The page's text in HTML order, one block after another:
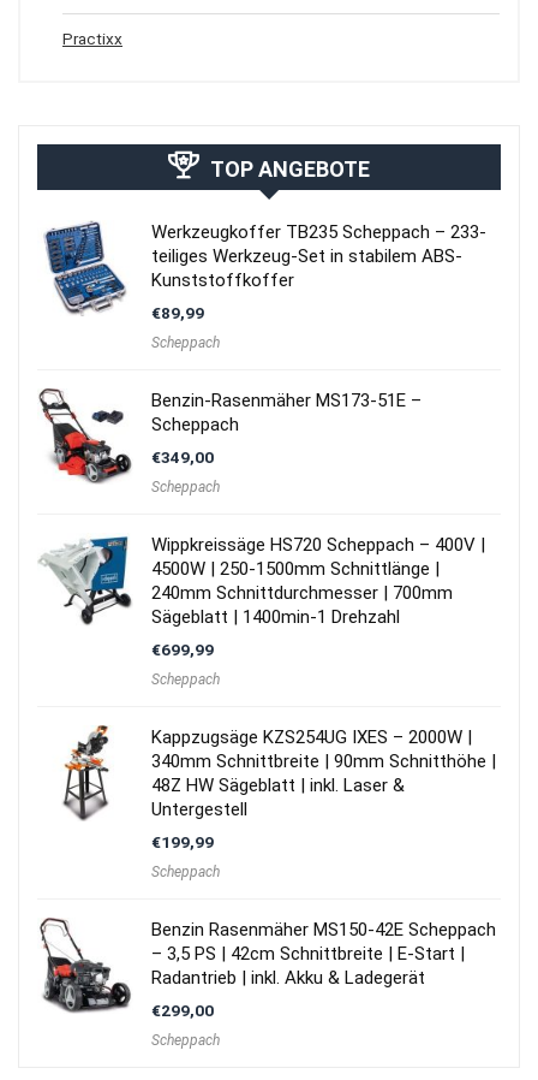
Practixx
TOP ANGEBOTE
Werkzeugkoffer TB235 Scheppach – 233-
teiliges Werkzeug-Set in stabilem ABS-
Kunststoffkoffer
€89,99
Scheppach
Benzin-Rasenmäher MS173-51E –
Scheppach
€349,00
Scheppach
Wippkreissäge HS720 Scheppach – 400V |
4500W | 250-1500mm Schnittlänge |
240mm Schnittdurchmesser | 700mm
Sägeblatt | 1400min-1 Drehzahl
€699,99
Scheppach
Kappzugsäge KZS254UG IXES – 2000W |
340mm Schnittbreite | 90mm Schnitthöhe |
48Z HW Sägeblatt | inkl. Laser &
Untergestell
€199,99
Scheppach
Benzin Rasenmäher MS150-42E Scheppach
– 3,5 PS | 42cm Schnittbreite | E-Start |
Radantrieb | inkl. Akku & Ladegerät
€299,00
Scheppach